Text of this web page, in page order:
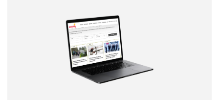
Correo electrónico
Tipo de comentario